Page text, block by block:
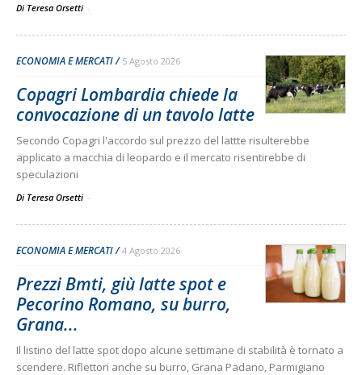
Di Teresa Orsetti -
ECONOMIA E MERCATI 5 Agosto 2026
Copagri Lombardia chiede la
convocazione di un tavolo latte
Secondo Copagri l'accordo sul prezzo del lattte risulterebbe
applicato a macchia di leopardo e il mercato risentirebbe di
speculazioni
Di Teresa Orsetti -
ECONOMIA E MERCATI 4 Agosto 2026
Prezzi Bmti, giù latte spot e
Pecorino Romano, su burro,
Grana...
Il listino del latte spot dopo alcune settimane di stabilità è tornato a
scendere. Riflettori anche su burro, Grana Padano, Parmigiano